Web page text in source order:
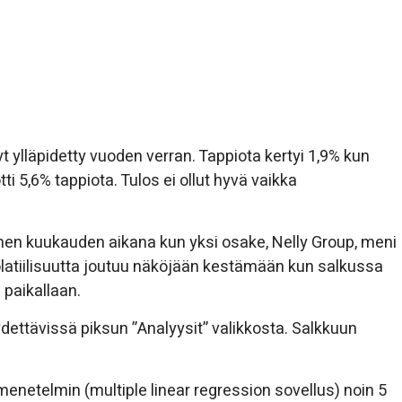
vuoden verran. Tappiota kertyi 1,9% kun
5,6% tappiota. Tulos ei ollut hyvä vaikka
kuukauden aikana kun yksi osake, Nelly Group, meni
joutuu näköjään kestämään kun salkussa
piksun ”Analyysit” valikkosta. Salkkuun
(multiple linear regression sovellus) noin 5